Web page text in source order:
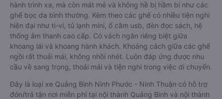
hành trình xa, mà còn mát mẻ và không hề bị hầm bí như các
ghế bọc da bình thường. Kèm theo các ghế có nhiều tiện nghi
hiện đại như ti-vi, tủ lạnh mini, ổ cắm usb, đèn đọc sách, hệ
thống âm thanh cao cấp. Có vách ngăn riêng biệt giữa
khoang lái và khoang hành khách. Khoảng cách giữa các ghế
ngồi rất thoải mái, không nhồi nhét. Luôn đáp ứng được nhu
cầu về sang trọng, thoải mái và tiện nghi trong việc di chuyển.
Đây là loại xe Quảng Bình Ninh Phước - Ninh Thuận có hỗ trợ
đón/trả tận nơi miễn phí tại nội thành Quảng Bình và nội thành